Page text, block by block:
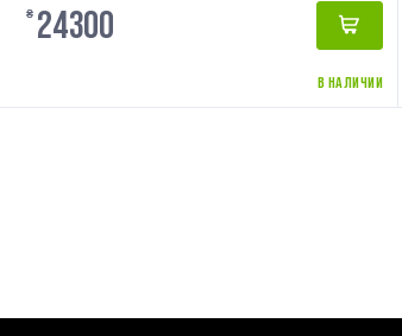
₴ 24300
В НАЛИЧИИ